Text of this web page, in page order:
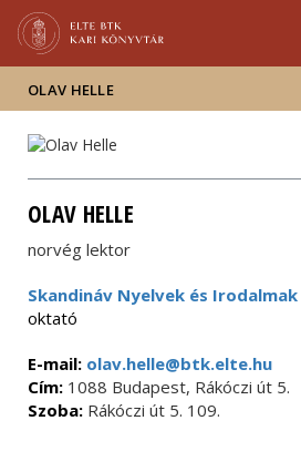
OLAV HELLE
OLAV HELLE
norvég lektor
Skandináv Nyelvek és
oktató
E-mail: olav.helle@btk.elte.hu
Cím: 1088 Budapest, Rákóczi út 5.
Szoba: Rákóczi út 5. 109.